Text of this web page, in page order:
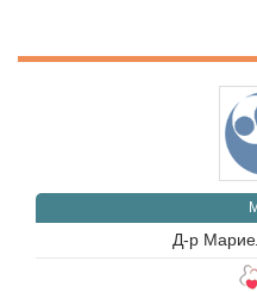
Д-р